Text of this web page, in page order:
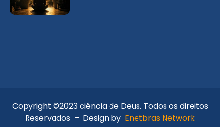
Copyright ©2023 ciência de Deus. Todos os direitos
Reservados – Design by Enetbras Network